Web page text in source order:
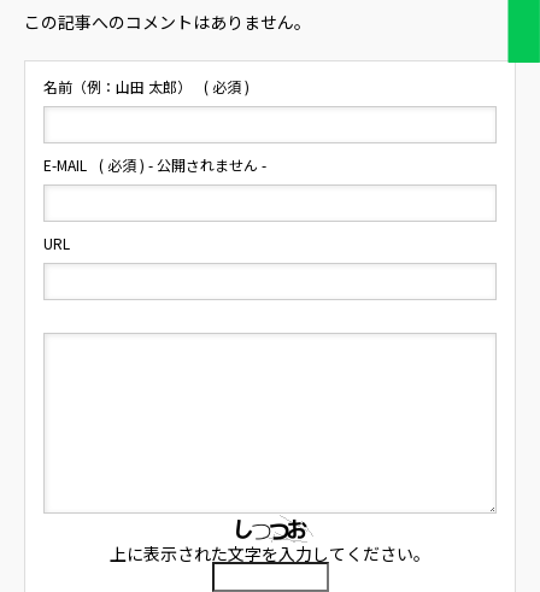
この記事へのコメントはありません。
名前（例：山田 太郎） ( 必須 )
E-MAIL ( 必須 ) - 公開されません -
URL
上に表示された文字を入力してください。